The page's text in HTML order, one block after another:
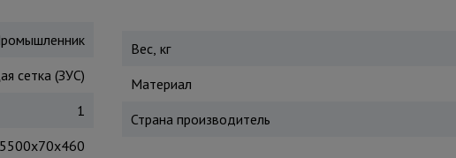
сетка (ЗУС)
1
5500х70х460
Вес, кг
Материал
Страна производитель